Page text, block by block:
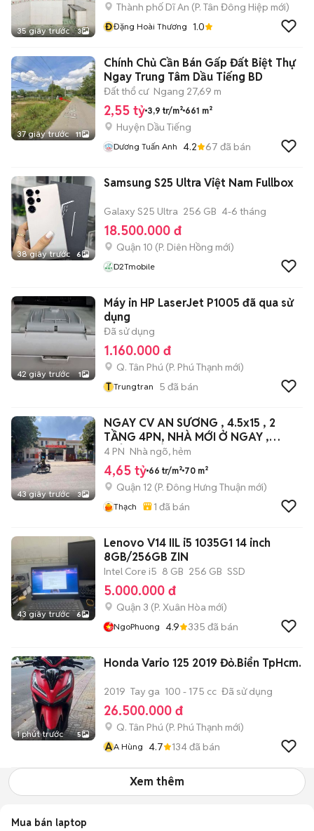
35 giây trước 3
Thành phố Dĩ An (P. Tân Đông Hiệp mới)
ĐĐặng Hoài Thương 1.0
37 giây trước 11
Chính Chủ Cần Bán Gấp Đất Biệt Thự
Ngay Trung Tâm Dầu Tiếng BD
Đất thổ cư Ngang 27,69 m
2,55 tỷ 3,9 tr/m² 661 m²
Huyện Dầu Tiếng
Dương Tuấn Anh 4.2 67 đã bán
38 giây trước 6
Samsung S25 Ultra Việt Nam Fullbox
Galaxy S25 Ultra 256 GB 4-6 tháng
18.500.000 đ
Quận 10 (P. Diên Hồng mới)
D2Tmobile
42 giây trước 1
Máy in HP LaserJet P1005 đã qua sử
dụng
Đã sử dụng
1.160.000 đ
Q. Tân Phú (P. Phú Thạnh mới)
T Trungtran 5 đã bán
43 giây trước 3
NGAY CV AN SƯƠNG , 4.5x15 , 2
TẦNG 4PN, NHÀ MỚI Ở NGAY ,
NHỈNH 4 TỶ
4 PN Nhà ngõ, hẻm
4,65 tỷ 66 tr/m² 70 m²
Quận 12 (P. Đông Hưng Thuận mới)
Thạch 1 đã bán
43 giây trước 6
Lenovo V14 IIL i5 1035G1 14 inch
8GB/256GB ZIN
Intel Core i5 8 GB 256 GB SSD
5.000.000 đ
Quận 3 (P. Xuân Hòa mới)
NgoPhuong 4.9 335 đã bán
1 phút trước 5
Honda Vario 125 2019 Đỏ.Biển TpHcm.
2019 Tay ga 100 - 175 cc Đã sử dụng
26.500.000 đ
Q. Tân Phú (P. Phú Thạnh mới)
AA Hùng 4.7 134đã bán
Xem thêm
Mua bán laptop